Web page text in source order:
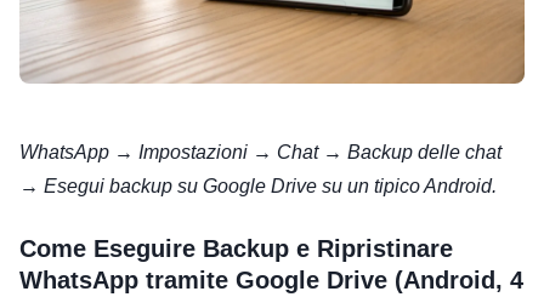
WhatsApp → Impostazioni → Chat → Backup delle chat
→ Esegui backup su Google Drive su un tipico Android.
Come Eseguire Backup e Ripristinare
WhatsApp tramite Google Drive (Android, 4